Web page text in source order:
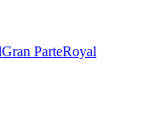
Gran ParteRoyal